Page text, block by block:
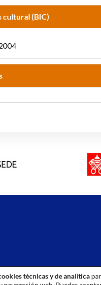
cultural (BIC)
técnicas y de analítica